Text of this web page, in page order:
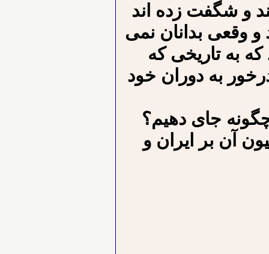
و شگفت زده اند
و وقعی بدانان نمی
که به تاریخی که
به دوران خود
چگونه جای دهیم؟
آن بر ایران و